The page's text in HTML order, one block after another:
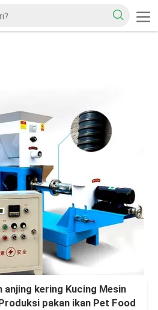
anjing kering Kucing Mesin
pakan ikan Pet Food